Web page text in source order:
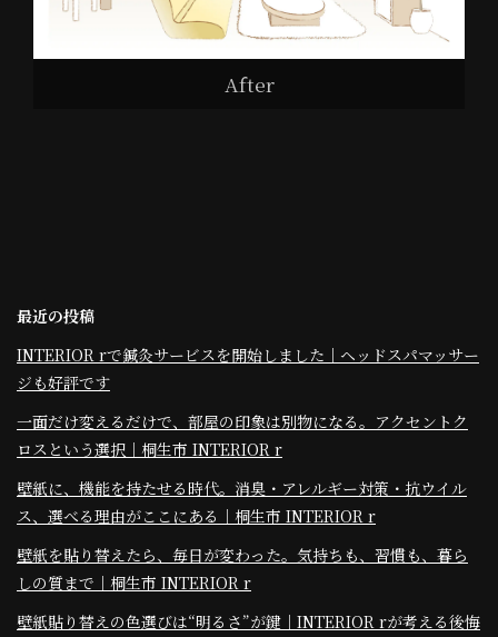
After
最近の投稿
INTERIOR rで鍼灸サービスを開始しました｜ヘッドスパマッサー
ジも好評です
一面だけ変えるだけで、部屋の印象は別物になる。アクセントク
ロスという選択｜桐生市 INTERIOR r
壁紙に、機能を持たせる時代。消臭・アレルギー対策・抗ウイル
ス、選べる理由がここにある｜桐生市 INTERIOR r
壁紙を貼り替えたら、毎日が変わった。気持ちも、習慣も、暮ら
しの質まで｜桐生市 INTERIOR r
壁紙貼り替えの色選びは“明るさ”が鍵｜INTERIOR rが考える後悔